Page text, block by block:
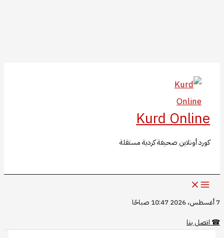
المحتوى
Kurd Online
كورد أونلاين صحيفة كردية مستقلة
7 أغسطس، 2026 10:47 صباحًا
☎اتصل بنا